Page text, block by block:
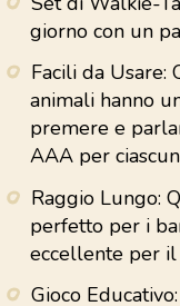
giorno con un
Facili da
animali hanno
premere e
AAA per
Raggio Lungo:
perfetto per i
eccellente per
Gioco